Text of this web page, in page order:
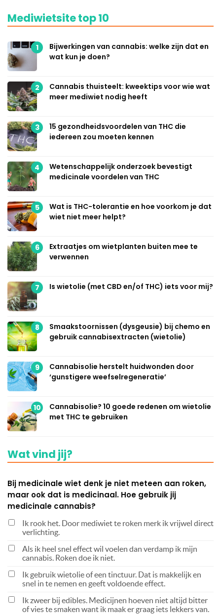
Mediwietsite top 10
1
Bijwerkingen van cannabis: welke zijn dat en
wat kun je doen?
2
Cannabis thuisteelt: kweektips voor wie wat
meer mediwiet nodig heeft
3
15 gezondheidsvoordelen van THC die
iedereen zou moeten kennen
4
Wetenschappelijk onderzoek bevestigt
medicinale voordelen van THC
5
Wat is THC-tolerantie en hoe voorkom je dat
wiet niet meer helpt?
6
Extraatjes om wietplanten buiten mee te
verwennen
7 Is wietolie (met CBD en/of THC) iets voor mij?
8
Smaakstoornissen (dysgeusie) bij chemo en
gebruik cannabisextracten (wietolie)
9
Cannabisolie herstelt huidwonden door
‘gunstigere weefselregeneratie’
10
Cannabisolie? 10 goede redenen om wietolie
met THC te gebruiken
Wat vind jij?
Bij medicinale wiet denk je niet meteen aan roken,
maar ook dat is medicinaal. Hoe gebruik jij
medicinale cannabis?
Ik rook het. Door mediwiet te roken merk ik vrijwel direct
verlichting.
Als ik heel snel effect wil voelen dan verdamp ik mijn
cannabis. Roken doe ik niet.
Ik gebruik wietolie of een tinctuur. Dat is makkelijk en
snel in te nemen en geeft voldoende effect.
Ik zweer bij edibles. Medicijnen hoeven niet altijd bitter
of vies te smaken want ik maak er graag iets lekkers van.